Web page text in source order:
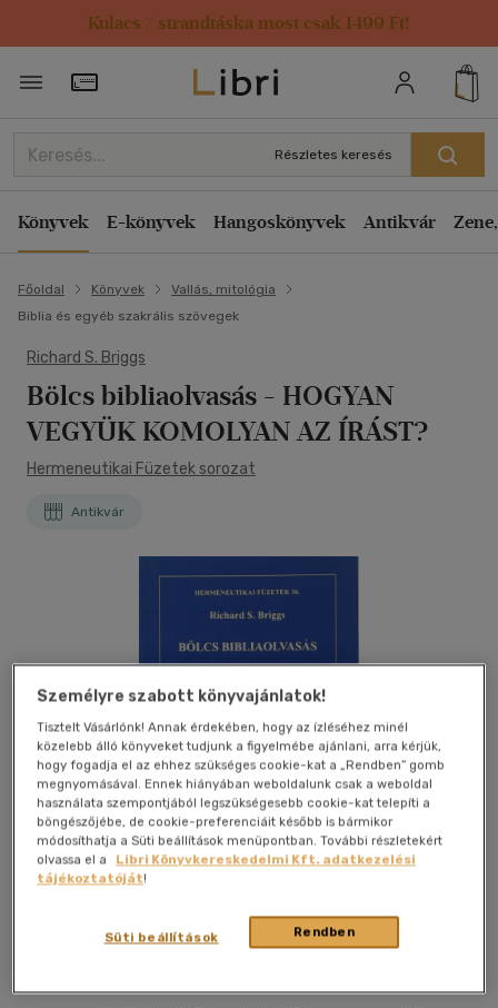
Kulacs / strandtáska most csak 1499 Ft!
Törzsvásárlói Kártya adatai
Részletes keresés
Könyvek E-könyvek Hangoskönyvek Antikvár
Főoldal Könyvek
Vallás, mitológia
Biblia és egyéb szakrális szövegek
Richard S. Briggs
Bölcs bibliaolvasás - HOGYAN
VEGYÜK KOMOLYAN AZ ÍRÁST?
Hermeneutikai Füzetek sorozat
Antikvár
Kívánságlistához adom
Személyre szabott könyvajánlatok!
Tisztelt Vásárlónk! Annak érdekében, hogy az ízléséhez minél
közelebb álló könyveket tudjunk a figyelmébe ajánlani, arra kérjük,
hogy fogadja el az ehhez szükséges cookie-kat a „Rendben” gomb
megnyomásával. Ennek hiányában weboldalunk csak a weboldal
használata szempontjából legszükségesebb cookie-kat telepíti a
böngészőjébe, de cookie-preferenciáit később is bármikor
módosíthatja a Süti beállítások menüpontban. További részletekért
olvassa el a
Libri Könyvkereskedelmi Kft. adatkezelési
tájékoztatóját!
Rendben
Süti beállítások